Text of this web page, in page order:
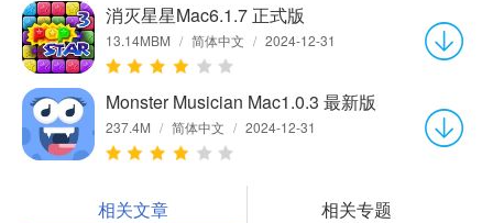
消灭星星Mac6.1.7 正式版
13.14MBM / 简体中文 / 2024-12-31
Monster Musician Mac1.0.3 最新版
237.4M / 简体中文 / 2024-12-31
相关文章 相关专题